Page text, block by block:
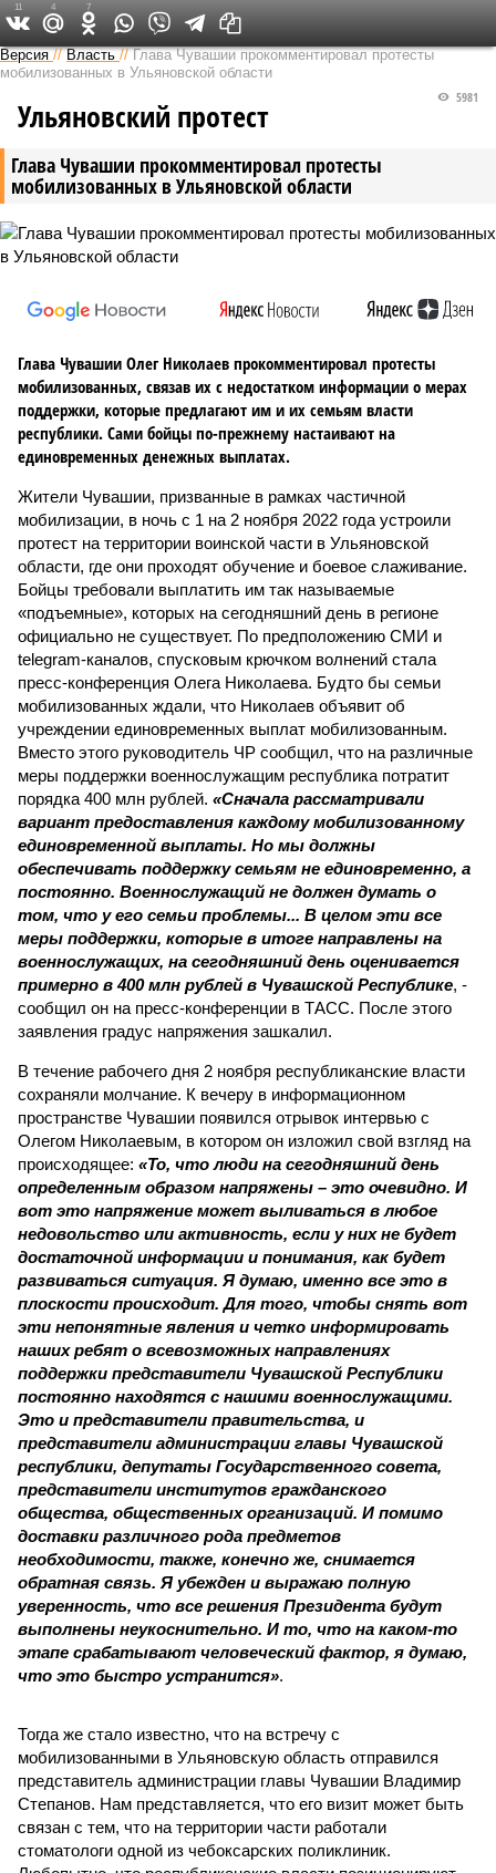
Версия в Чувашии
Версия //Власть //Глава Чувашии прокомментировал протесты
мобилизованных в Ульяновской области
Глава Чувашии прокомментировал протесты
мобилизованных в Ульяновской области
5981
Ульяновский протест
Глава Чувашии Олег Николаев прокомментировал протесты
мобилизованных, связав их с недостатком информации о мерах
поддержки, которые предлагают им и их семьям власти
республики. Сами бойцы по-прежнему настаивают на
единовременных денежных выплатах.
Жители Чувашии, призванные в рамках частичной
мобилизации, в ночь с 1 на 2 ноября 2022 года устроили
протест на территории воинской части в Ульяновской
области, где они проходят обучение и боевое слаживание.
Бойцы требовали выплатить им так называемые
«подъемные», которых на сегодняшний день в регионе
официально не существует. По предположению СМИ и
telegram-каналов, спусковым крючком волнений стала
пресс-конференция Олега Николаева. Будто бы семьи
мобилизованных ждали, что Николаев объявит об
учреждении единовременных выплат мобилизованным.
Вместо этого руководитель ЧР сообщил, что на различные
меры поддержки военнослужащим республика потратит
порядка 400 млн рублей. «Сначала рассматривали
вариант предоставления каждому мобилизованному
единовременной выплаты. Но мы должны
обеспечивать поддержку семьям не единовременно, а
постоянно. Военнослужащий не должен думать о
том, что у его семьи проблемы... В целом эти все
меры поддержки, которые в итоге направлены на
военнослужащих, на сегодняшний день оценивается
примерно в 400 млн рублей в Чувашской Республике, -
сообщил он на пресс-конференции в ТАСС. После этого
заявления градус напряжения зашкалил.
В течение рабочего дня 2 ноября республиканские власти
сохраняли молчание. К вечеру в информационном
пространстве Чувашии появился отрывок интервью с
Олегом Николаевым, в котором он изложил свой взгляд на
происходящее: «То, что люди на сегодняшний день
определенным образом напряжены – это очевидно. И
вот это напряжение может выливаться в любое
недовольство или активность, если у них не будет
достаточной информации и понимания, как будет
развиваться ситуация. Я думаю, именно все это в
плоскости происходит. Для того, чтобы снять вот
эти непонятные явления и четко информировать
наших ребят о всевозможных направлениях
поддержки представители Чувашской Республики
постоянно находятся с нашими военнослужащими.
Это и представители правительства, и
представители администрации главы Чувашской
республики, депутаты Государственного совета,
представители институтов гражданского
общества, общественных организаций. И помимо
доставки различного рода предметов
необходимости, также, конечно же, снимается
обратная связь. Я убежден и выражаю полную
уверенность, что все решения Президента будут
выполнены неукоснительно. И то, что на каком-то
этапе срабатывают человеческий фактор, я думаю,
что это быстро устранится».
Тогда же стало известно, что на встречу с
мобилизованными в Ульяновскую область отправился
представитель администрации главы Чувашии Владимир
Степанов. Нам представляется, что его визит может быть
связан с тем, что на территории части работали
стоматологи одной из чебоксарских поликлиник.
11 4 7